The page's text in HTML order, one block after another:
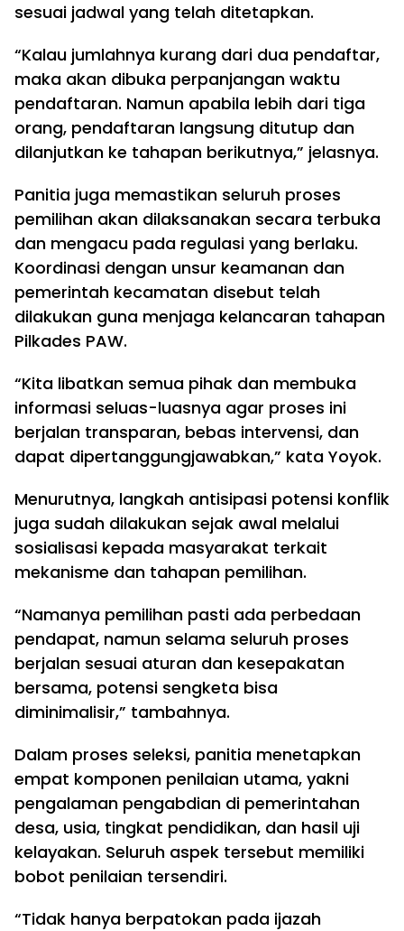
sesuai jadwal yang telah ditetapkan.
“Kalau jumlahnya kurang dari dua pendaftar,
maka akan dibuka perpanjangan waktu
pendaftaran. Namun apabila lebih dari tiga
orang, pendaftaran langsung ditutup dan
dilanjutkan ke tahapan berikutnya,” jelasnya.
Panitia juga memastikan seluruh proses
pemilihan akan dilaksanakan secara terbuka
dan mengacu pada regulasi yang berlaku.
Koordinasi dengan unsur keamanan dan
pemerintah kecamatan disebut telah
dilakukan guna menjaga kelancaran tahapan
Pilkades PAW.
“Kita libatkan semua pihak dan membuka
informasi seluas-luasnya agar proses ini
berjalan transparan, bebas intervensi, dan
dapat dipertanggungjawabkan,” kata Yoyok.
Menurutnya, langkah antisipasi potensi konflik
juga sudah dilakukan sejak awal melalui
sosialisasi kepada masyarakat terkait
mekanisme dan tahapan pemilihan.
“Namanya pemilihan pasti ada perbedaan
pendapat, namun selama seluruh proses
berjalan sesuai aturan dan kesepakatan
bersama, potensi sengketa bisa
diminimalisir,” tambahnya.
Dalam proses seleksi, panitia menetapkan
empat komponen penilaian utama, yakni
pengalaman pengabdian di pemerintahan
desa, usia, tingkat pendidikan, dan hasil uji
kelayakan. Seluruh aspek tersebut memiliki
bobot penilaian tersendiri.
“Tidak hanya berpatokan pada ijazah